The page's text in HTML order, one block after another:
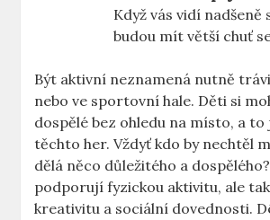
Když vás vidí nadšeně
budou mít větší chuť
Být aktivní neznamená nutně
nebo ve sportovní hale. Děti si
dospělé bez ohledu na místo, a to
těchto her. Vždyť kdo by nechtěl
dělá něco důležitého a
podporují fyzickou aktivitu, ale
kreativitu a sociální dovednosti.